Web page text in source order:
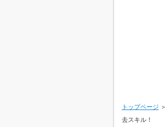
トップページ ＞
去スキル！